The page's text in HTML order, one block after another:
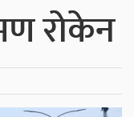
रोकेन